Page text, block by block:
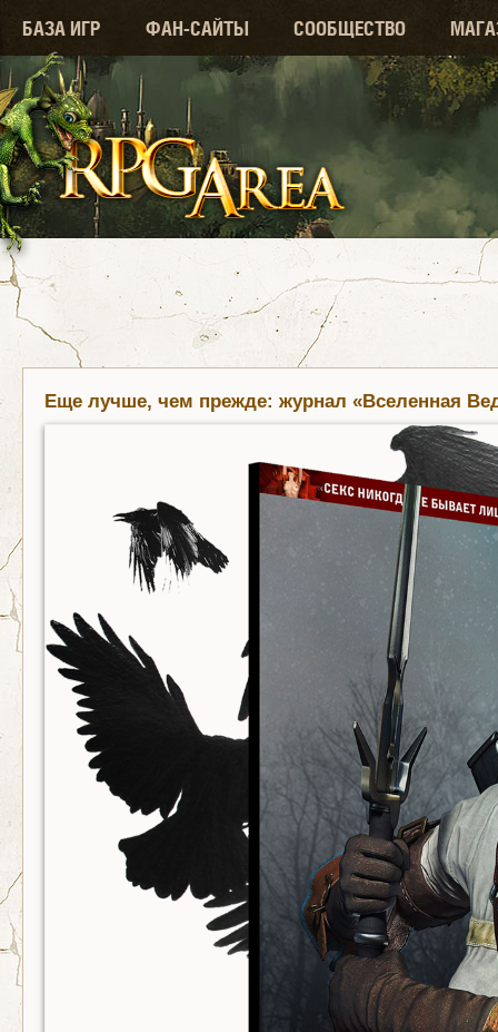
БАЗА ИГР ФАН-САЙТЫ СООБЩЕСТВО
Еще лучше, чем прежде: журнал «Вселенная